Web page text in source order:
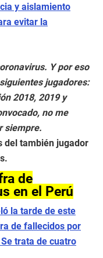
y aislamiento
evitar la
Y por eso
jugadores:
2018, 2019 y
no me
siempre.
del también jugador
de
en el Perú
la tarde de este
de fallecidos por
trata de cuatro